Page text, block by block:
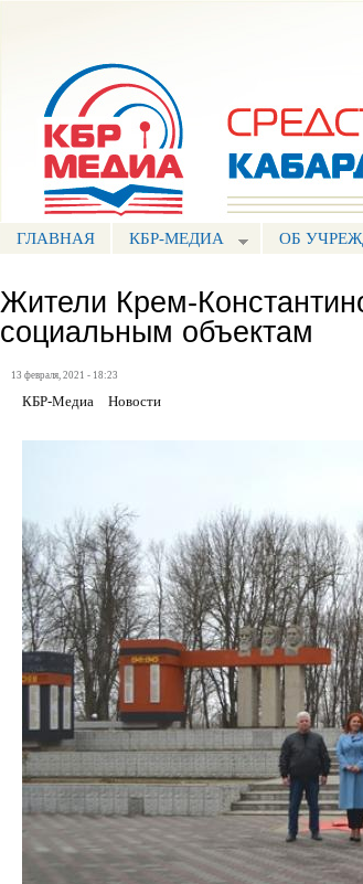
ГЛАВНАЯ КБР-МЕДИА ОБ
Жители Крем-
социальным объектам
13 февраля, 2021 - 18:23
КБР-Медиа Новости